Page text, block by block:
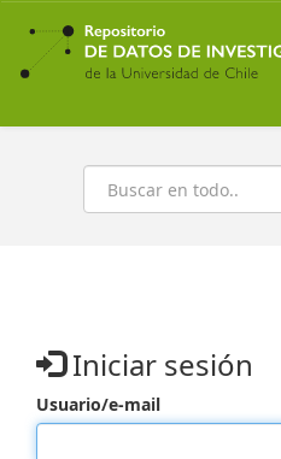
Ir
contenido
principal
Buscar
Iniciar sesión
Usuario/e-mail